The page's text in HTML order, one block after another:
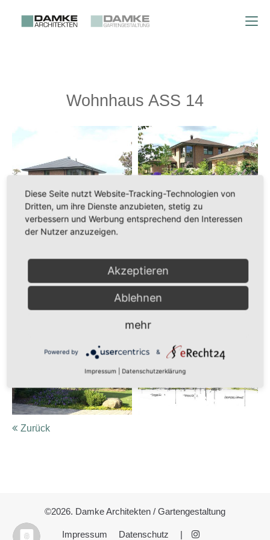
Wohnhaus ASS 14
Zurück
©2026. Damke Architekten / Gartengestaltung
Impressum Datenschutz
Diese Seite nutzt Website-Tracking-Technologien von
Dritten, um ihre Dienste anzubieten, stetig zu
verbessern und Werbung entsprechend den Interessen
der Nutzer anzuzeigen.
Akzeptieren
Ablehnen
mehr
Powered by &
Impressum Datenschutzerklärung